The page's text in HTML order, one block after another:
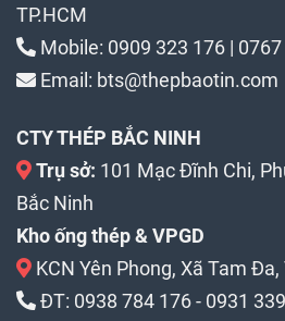
TP.HCM
Mobile: 0909 323 176 |
Email: bts@thepbaotin.com
CTY THÉP BẮC NINH
Trụ sở: 101 Mạc Đĩnh Chi,
Bắc Ninh
Kho ống thép & VPGD
KCN Yên Phong, Xã Tam
ĐT: 0938 784 176- 0931